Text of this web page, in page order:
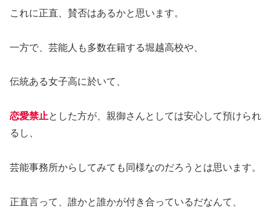
これに正直、賛否はあるかと思います。
一方で、芸能人も多数在籍する堀越高校や、
伝統ある女子高に於いて、
恋愛禁止とした方が、親御さんとしては安心して預けられ
るし、
芸能事務所からしてみても同様なのだろうとは思います。
正直言って、誰かと誰かが付き合っているだなんて、